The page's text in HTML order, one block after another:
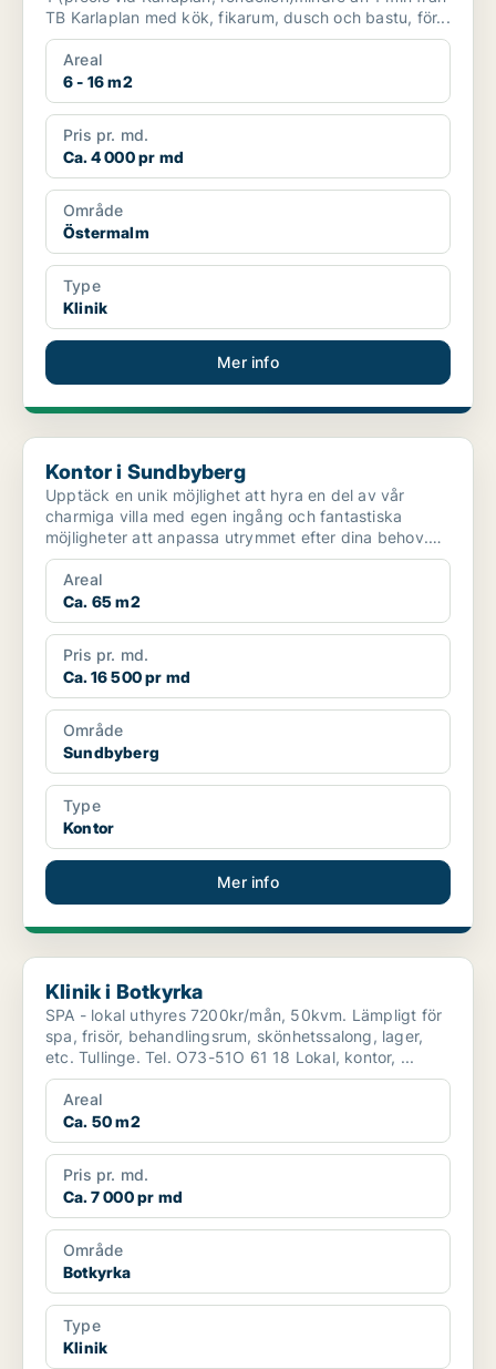
TB Karlaplan med kök, fikarum, dusch och bastu, för...
Areal
6 - 16 m2
Pris pr. md.
Ca. 4 000 pr md
Område
Östermalm
Type
Klinik
Mer info
Kontor i Sundbyberg
Kontor i Sundbyberg
Upptäck en unik möjlighet att hyra en del av vår
charmiga villa med egen ingång och fantastiska
möjligheter att anpassa utrymmet efter dina behov.
Oavsett om...
Areal
Ca. 65 m2
Pris pr. md.
Ca. 16 500 pr md
Område
Sundbyberg
Type
Kontor
Mer info
Klinik i Botkyrka
Klinik i Botkyrka
SPA - lokal uthyres 7200kr/mån, 50kvm. Lämpligt för
spa, frisör, behandlingsrum, skönhetssalong, lager,
etc. Tullinge. Tel. O73-51O 61 18 Lokal, kontor, ...
Areal
Ca. 50 m2
Pris pr. md.
Ca. 7 000 pr md
Område
Botkyrka
Type
Klinik